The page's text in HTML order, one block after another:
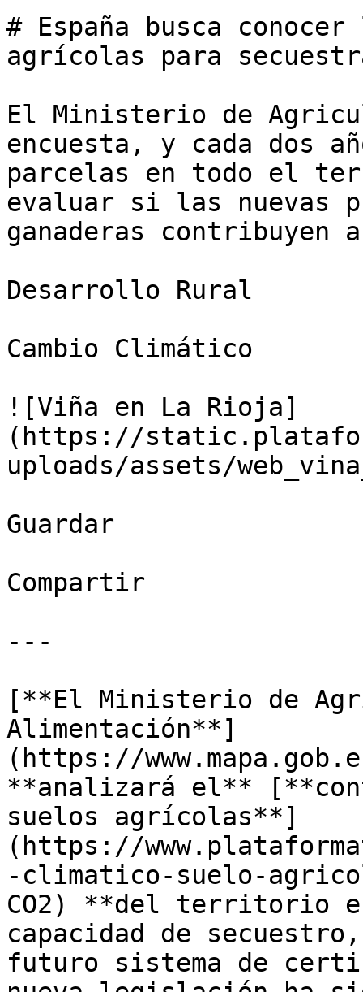
# España busca
agrícolas para
El Ministerio de
encuesta, y cada dos
parcelas en todo el
evaluar si las nuevas
ganaderas contribuyen
Desarrollo Rural
Cambio Climático
![Viña en La Rioja]
(https://
uploads/assets/
Guardar
Compartir
---
[**El Ministerio de
Alimentación**]
(https://
**analizará el**
suelos agrícolas**]
(https://
-climatico-suelo-
CO2) **del territorio
capacidad de
futuro sistema de